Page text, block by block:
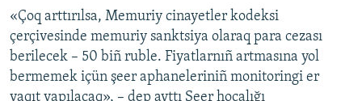
«Çoq arttırılsa, Memuriy cinayetler kodeksi
çerçivesinde memuriy sanktsiya olaraq para cezası
berilecek – 50 biñ ruble. Fiyatlarnıñ artmasına yol
bermemek içün şeer aphaneleriniñ monitoringi er
vaqıt yapılacaq», – dep ayttı Şeer hocalığı